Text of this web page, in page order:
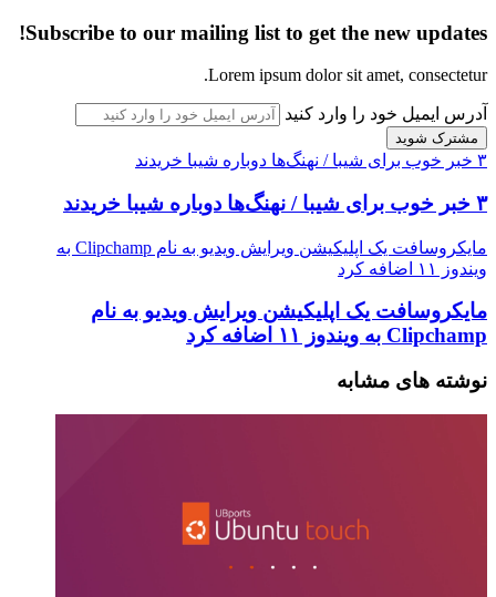
Subscribe to our mailing list to get the new updates!
Lorem ipsum dolor sit amet, consectetur.
آدرس ایمیل خود را وارد کنید
۳ خبر خوب برای شیبا / نهنگ‌ها دوباره شیبا خریدند
۳ خبر خوب برای شیبا / نهنگ‌ها دوباره شیبا خریدند
مایکروسافت یک اپلیکیشن ویرایش ویدیو به نام Clipchamp به
ویندوز ۱۱ اضافه کرد
مایکروسافت یک اپلیکیشن ویرایش ویدیو به نام
Clipchamp به ویندوز ۱۱ اضافه کرد
نوشته های مشابه